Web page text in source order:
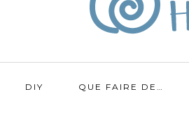
DIY QUE FAIRE DE…